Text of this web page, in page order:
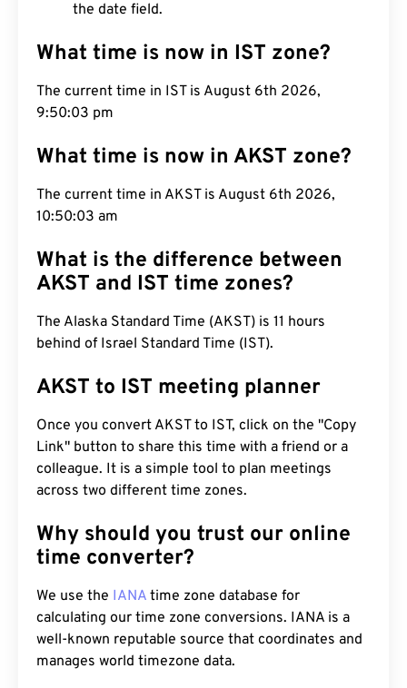
the date field.
What time is now in IST zone?
The current time in IST is August 6th 2026,
9:50:04 pm
What time is now in AKST zone?
The current time in AKST is August 6th 2026,
10:50:04 am
What is the difference between
AKST and IST time zones?
The Alaska Standard Time (AKST) is 11 hours
behind of Israel Standard Time (IST).
AKST to IST meeting planner
Once you convert AKST to IST, click on the "Copy
Link" button to share this time with a friend or a
colleague. It is a simple tool to plan meetings
across two different time zones.
Why should you trust our online
time converter?
We use the IANA time zone database for
calculating our time zone conversions. IANA is a
well-known reputable source that coordinates and
manages world timezone data.